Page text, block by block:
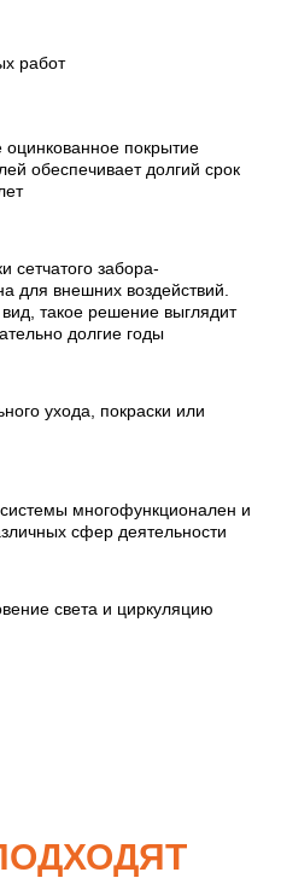
работ
оцинкованное покрытие
обеспечивает долгий срок
сетчатого забора-
для внешних воздействий.
такое решение выглядит
долгие годы
ухода, покраски или
многофункционален и
сфер деятельности
света и циркуляцию